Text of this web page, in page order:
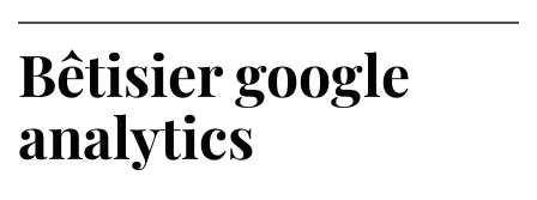
Bêtisier google
analytics